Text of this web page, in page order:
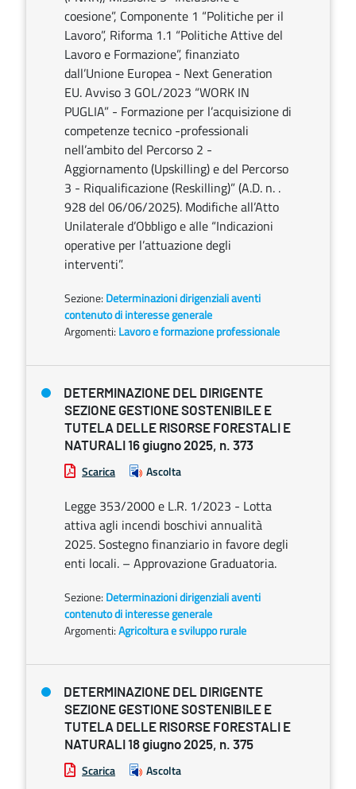
coesione”, Componente 1 “Politiche per il
Lavoro”, Riforma 1.1 “Politiche Attive del
Lavoro e Formazione”, finanziato
dall’Unione Europea - Next Generation
EU. Avviso 3 GOL/2023 “WORK IN
PUGLIA” - Formazione per l’acquisizione di
competenze tecnico -professionali
nell’ambito del Percorso 2 -
Aggiornamento (Upskilling) e del Percorso
3 - Riqualificazione (Reskilling)” (A.D. n. .
928 del 06/06/2025). Modifiche all’Atto
Unilaterale d’Obbligo e alle “Indicazioni
operative per l’attuazione degli
interventi”.
Sezione: Determinazioni dirigenziali aventi
contenuto di interesse generale
Argomenti: Lavoro e formazione professionale
DETERMINAZIONE DEL DIRIGENTE
SEZIONE GESTIONE SOSTENIBILE E
TUTELA DELLE RISORSE FORESTALI E
NATURALI 16 giugno 2025, n. 373
Scarica Ascolta
Legge 353/2000 e L.R. 1/2023 - Lotta
attiva agli incendi boschivi annualità
2025. Sostegno finanziario in favore degli
enti locali. – Approvazione Graduatoria.
Sezione: Determinazioni dirigenziali aventi
contenuto di interesse generale
Argomenti:Agricoltura e sviluppo rurale
DETERMINAZIONE DEL DIRIGENTE
SEZIONE GESTIONE SOSTENIBILE E
TUTELA DELLE RISORSE FORESTALI E
NATURALI 18 giugno 2025, n. 375
Scarica Ascolta